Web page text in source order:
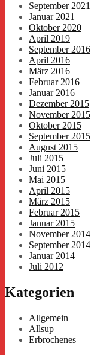
September 2021
Januar 2021
Oktober 2020
April 2019
September 2016
April 2016
März 2016
Februar 2016
Januar 2016
Dezember 2015
November 2015
Oktober 2015
September 2015
August 2015
Juli 2015
Juni 2015
Mai 2015
April 2015
März 2015
Februar 2015
Januar 2015
November 2014
September 2014
Januar 2014
Juli 2012
Kategorien
Allgemein
Allsup
Erbrochenes